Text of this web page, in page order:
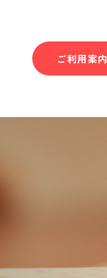
ご利用案内